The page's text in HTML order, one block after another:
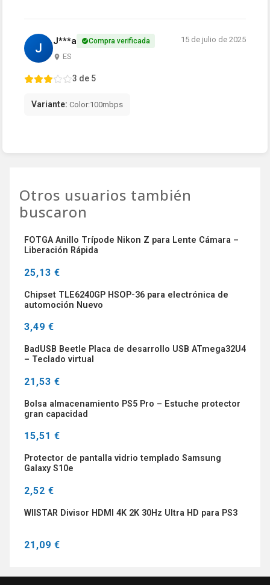
J J***a Compra verificada
ES
15 de julio de 2025
3 de 5
Variante: Color:100mbps
Otros usuarios también
buscaron
FOTGA Anillo Trípode Nikon Z para Lente Cámara –
Liberación Rápida
25,13 €
Chipset TLE6240GP HSOP-36 para electrónica de
automoción Nuevo
3,49 €
BadUSB Beetle Placa de desarrollo USB ATmega32U4
– Teclado virtual
21,53 €
Bolsa almacenamiento PS5 Pro – Estuche protector
gran capacidad
15,51 €
Protector de pantalla vidrio templado Samsung
Galaxy S10e
2,52 €
WIISTAR Divisor HDMI 4K 2K 30Hz Ultra HD para PS3
21,09 €